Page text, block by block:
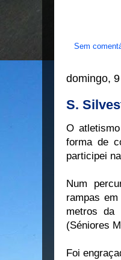
Sem
domingo,
S.
O
forma de
participei
Num
rampas
metros da
(Séniores
Foi